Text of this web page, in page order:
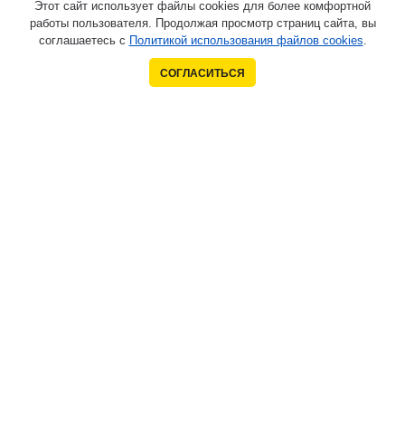
Этот сайт использует файлы cookies для более комфортной
работы пользователя. Продолжая просмотр страниц сайта, вы
соглашаетесь с Политикой использования файлов cookies.
СОГЛАСИТЬСЯ